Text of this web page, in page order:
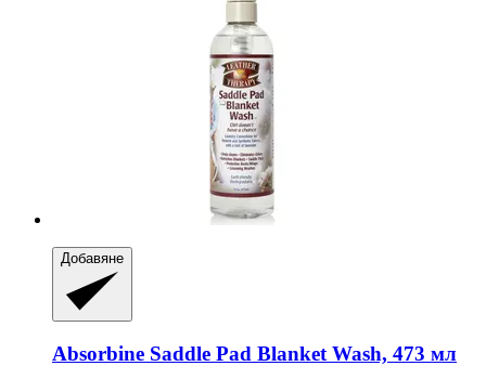
Добавяне
Absorbine Saddle Pad Blanket Wash, 473 мл